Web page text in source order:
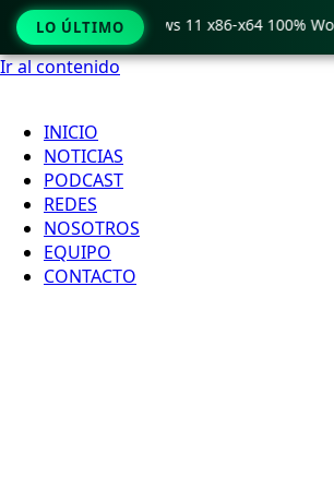
Ir al contenido
INICIO
NOTICIAS
PODCAST
REDES
NOSOTROS
EQUIPO
CONTACTO
LO ÚLTIMO
only Windows 11 x86-x64 100%